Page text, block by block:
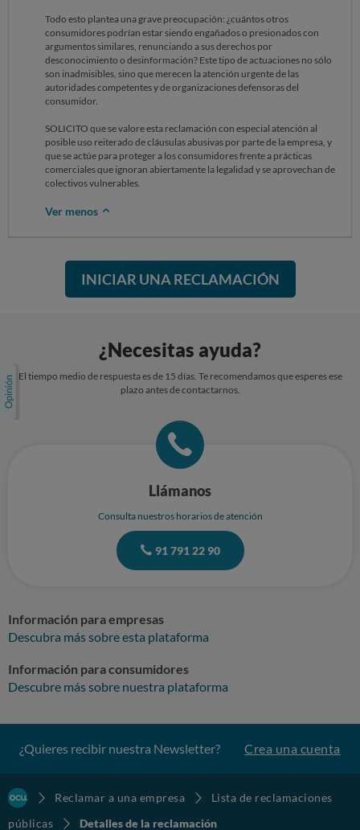
Todo esto plantea una grave preocupación: ¿cuántos otros
consumidores podrían estar siendo engañados o presionados con
argumentos similares, renunciando a sus derechos por
desconocimiento o desinformación? Este tipo de actuaciones no sólo
son inadmisibles, sino que merecen la atención urgente de las
autoridades competentes y de organizaciones defensoras del
consumidor.
SOLICITO que se valore esta reclamación con especial atención al
posible uso reiterado de cláusulas abusivas por parte de la empresa, y
que se actúe para proteger a los consumidores frente a prácticas
comerciales que ignoran abiertamente la legalidad y se aprovechan de
colectivos vulnerables.
Ver menos
INICIAR UNA RECLAMACIÓN
¿Necesitas ayuda?
El tiempo medio de respuesta es de 15 días. Te recomendamos que esperes ese
plazo antes de contactarnos.
Llámanos
Consulta nuestros horarios de atención
91 791 22 90
Información para empresas
Descubra más sobre esta plataforma
Información para consumidores
Descubre más sobre nuestra plataforma
¿Quieres recibir nuestra Newsletter? Crea una cuenta
Reclamar a una empresa
Lista de reclamaciones
públicas
Detalles de la reclamación